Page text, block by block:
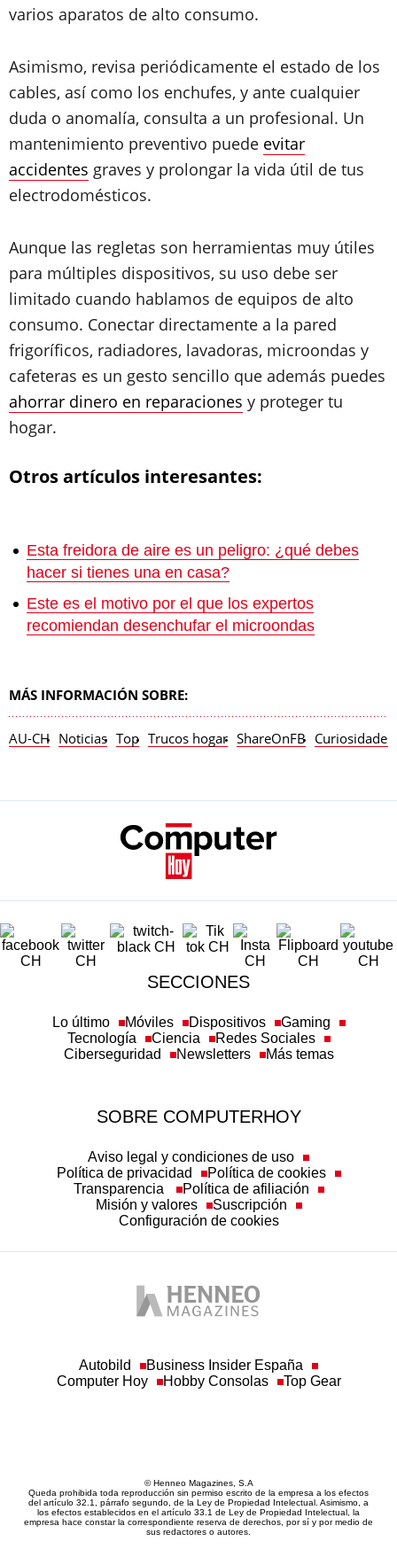
varios aparatos de alto consumo.
Asimismo, revisa periódicamente el estado de los
cables, así como los enchufes, y ante cualquier
duda o anomalía, consulta a un profesional. Un
mantenimiento preventivo puede evitar
accidentes graves y prolongar la vida útil de tus
electrodomésticos.
Aunque las regletas son herramientas muy útiles
para múltiples dispositivos, su uso debe ser
limitado cuando hablamos de equipos de alto
consumo. Conectar directamente a la pared
frigoríficos, radiadores, lavadoras, microondas y
cafeteras es un gesto sencillo que además puedes
ahorrar dinero en reparaciones y proteger tu
hogar.
Otros artículos interesantes:
Esta freidora de aire es un peligro: ¿qué debes
hacer si tienes una en casa?
Este es el motivo por el que los expertos
recomiendan desenchufar el microondas
MÁS INFORMACIÓN SOBRE:
AU-CH Noticias Top Trucos hogar ShareOnFB Curiosidades
SECCIONES
Tecnología
Ciencia
Redes Sociales
Ciberseguridad
Newsletters Más temas
Política de privacidad
Política de cookies
Transparencia
Política de afiliación
Misión y valores
Suscripción
Configuración de cookies
Computer Hoy
Hobby Consolas Top Gear
del artículo 32.1, párrafo segundo, de la Ley de Propiedad Intelectual. Asimismo, a
los efectos establecidos en el artículo 33.1 de Ley de Propiedad Intelectual, la
empresa hace constar la correspondiente reserva de derechos, por sí y por medio de
sus redactores o autores.